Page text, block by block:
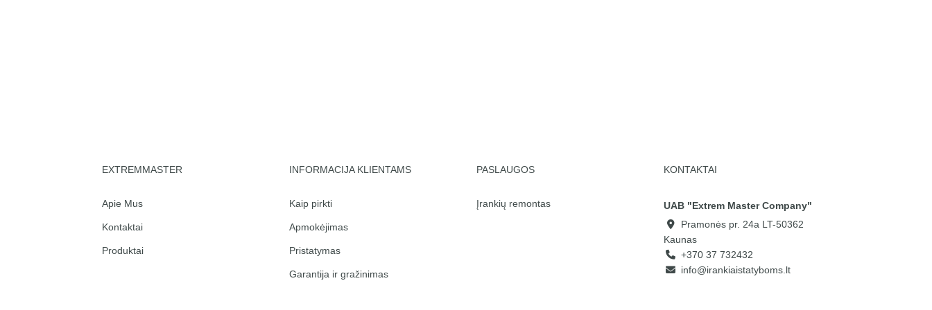
EXTREMMASTER
Apie Mus
Kontaktai
Produktai
INFORMACIJA KLIENTAMS
Kaip pirkti
Apmokėjimas
Pristatymas
Garantija ir gražinimas
PASLAUGOS
Įrankių remontas
KONTAKTAI
UAB "Extrem Master Company"
Pramonės pr. 24a LT-50362
Kaunas
+370 37 732432
info@irankiaistatyboms.lt